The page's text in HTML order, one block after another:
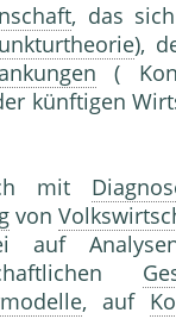
, das
),
(
künftigen
mit
von
auf
, auf